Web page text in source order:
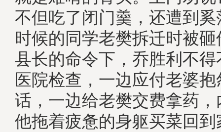
不但吃了闭门羹，还遭到
时候的同学老樊拆迁时被
县长的命令下，乔胜利不
医院检查，一边应付老婆
话，一边给老樊交费拿药
他拖着疲惫的身躯买菜回